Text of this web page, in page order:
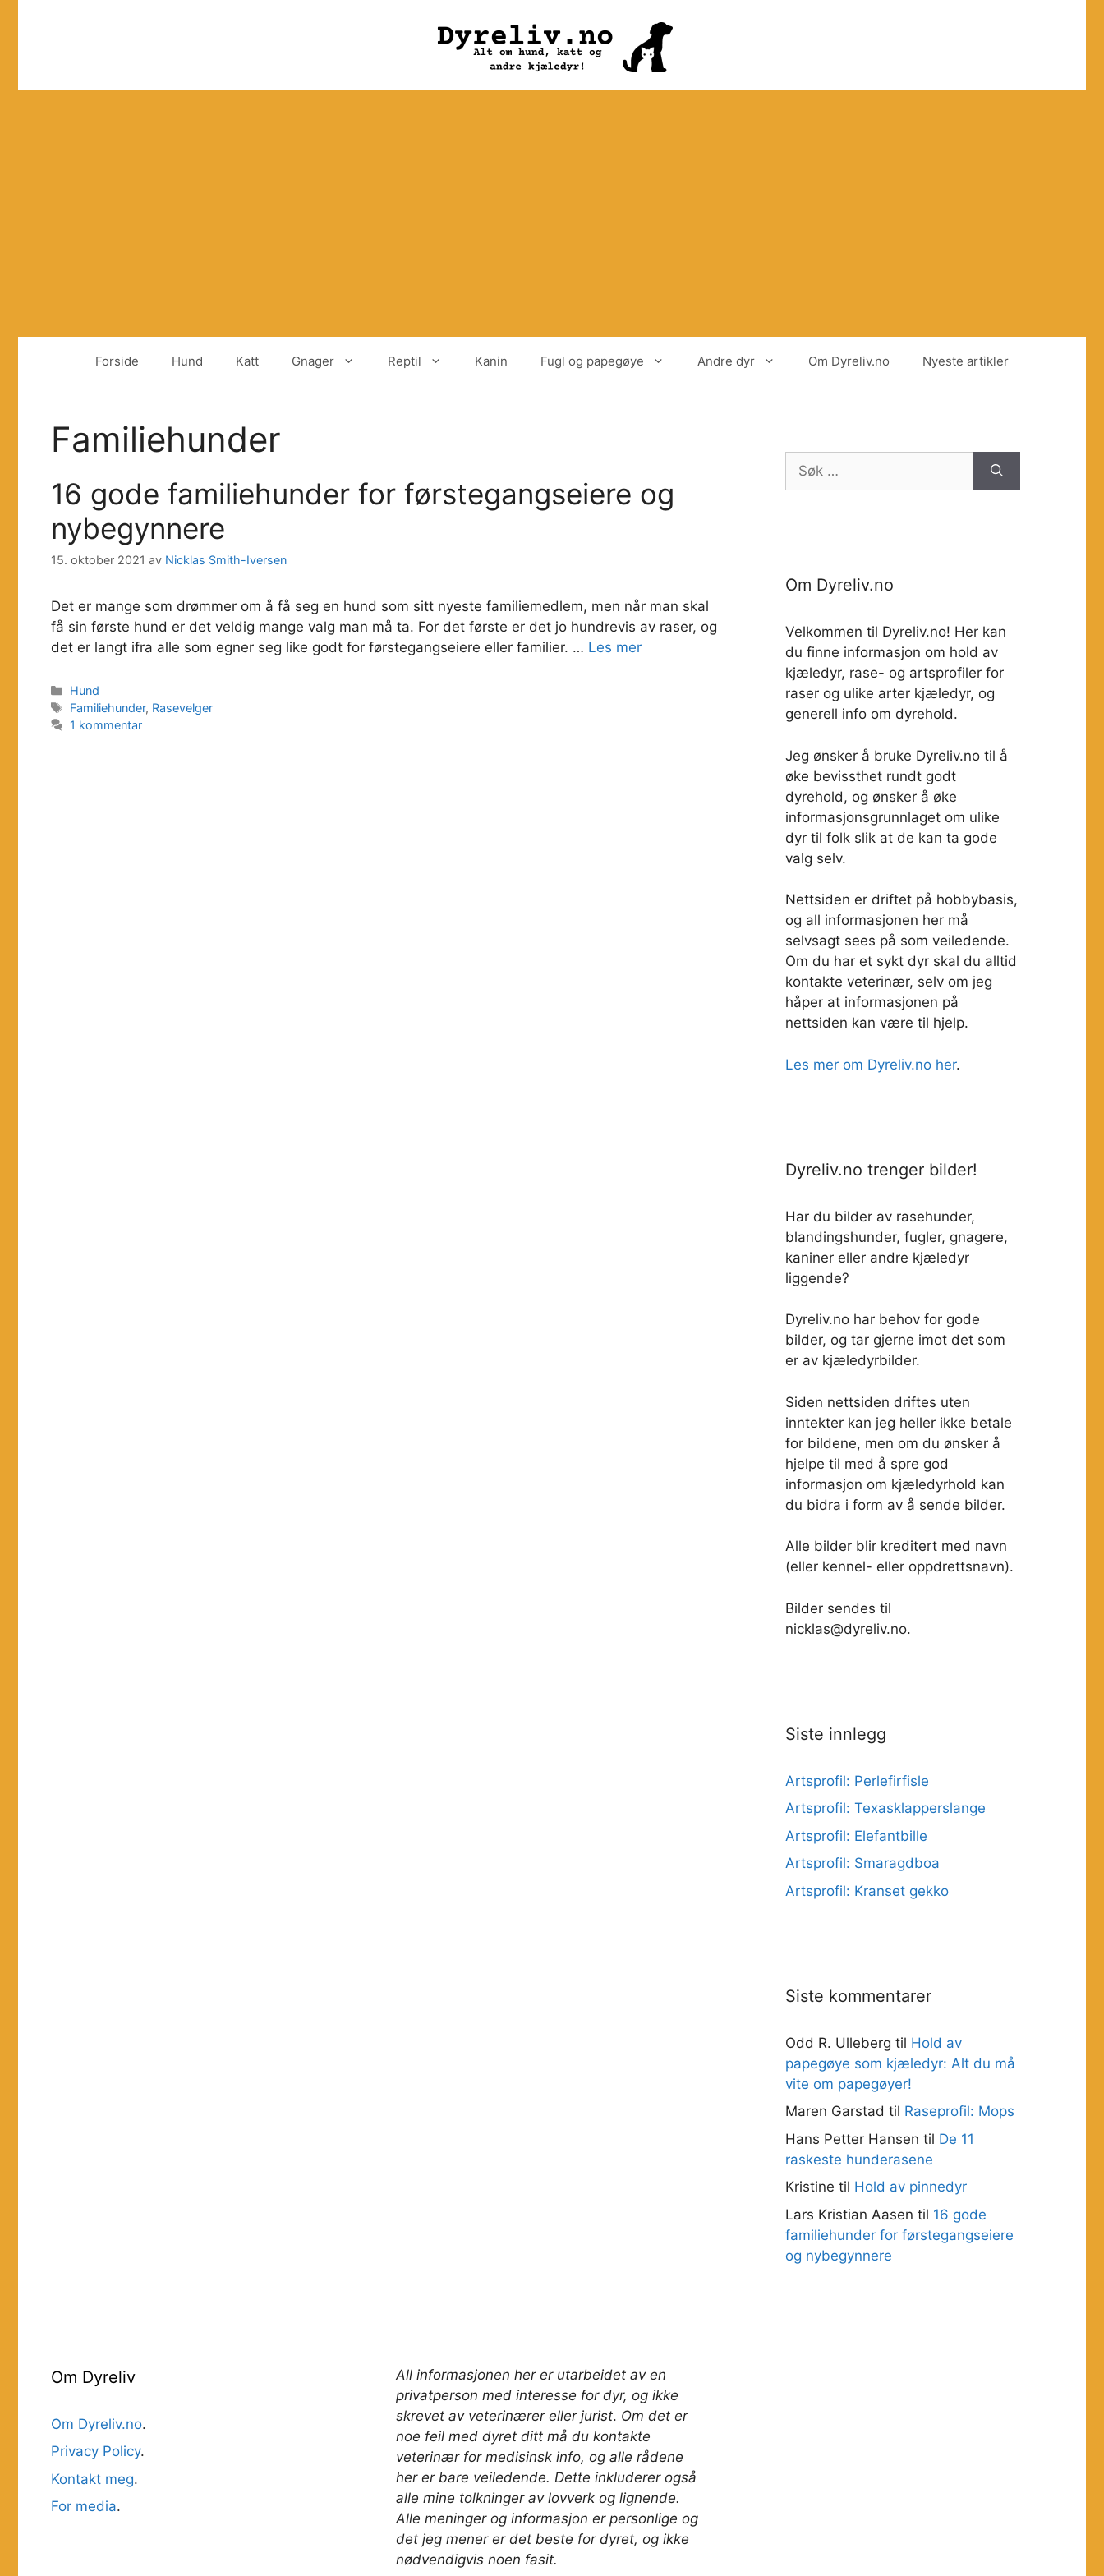
Forside Hund Katt Gnager Reptil Kanin Fugl og papegøye Andre dyr Om Dyreliv.no Nyeste artikler
Familiehunder
16 gode familiehunder for førstegangseiere og
nybegynnere
15. oktober 2021 av Nicklas Smith-Iversen
Det er mange som drømmer om å få seg en hund som sitt nyeste familiemedlem, men når man skal
få sin første hund er det veldig mange valg man må ta. For det første er det jo hundrevis av raser, og
det er langt ifra alle som egner seg like godt for førstegangseiere eller familier. … Les mer
Kategorier
Hund
Stikkord
Familiehunder, Rasevelger
1 kommentar
Søk
etter:
Om Dyreliv.no
Velkommen til Dyreliv.no! Her kan
du finne informasjon om hold av
kjæledyr, rase- og artsprofiler for
raser og ulike arter kjæledyr, og
generell info om dyrehold.
Jeg ønsker å bruke Dyreliv.no til å
øke bevissthet rundt godt
dyrehold, og ønsker å øke
informasjonsgrunnlaget om ulike
dyr til folk slik at de kan ta gode
valg selv.
Nettsiden er driftet på hobbybasis,
og all informasjonen her må
selvsagt sees på som veiledende.
Om du har et sykt dyr skal du alltid
kontakte veterinær, selv om jeg
håper at informasjonen på
nettsiden kan være til hjelp.
Les mer om Dyreliv.no her.
Dyreliv.no trenger bilder!
Har du bilder av rasehunder,
blandingshunder, fugler, gnagere,
kaniner eller andre kjæledyr
liggende?
Dyreliv.no har behov for gode
bilder, og tar gjerne imot det som
er av kjæledyrbilder.
Siden nettsiden driftes uten
inntekter kan jeg heller ikke betale
for bildene, men om du ønsker å
hjelpe til med å spre god
informasjon om kjæledyrhold kan
du bidra i form av å sende bilder.
Alle bilder blir kreditert med navn
(eller kennel- eller oppdrettsnavn).
Bilder sendes til
nicklas@dyreliv.no.
Siste innlegg
Artsprofil: Perlefirfisle
Artsprofil: Texasklapperslange
Artsprofil: Elefantbille
Artsprofil: Smaragdboa
Artsprofil: Kranset gekko
Siste kommentarer
Odd R. Ulleberg til Hold av
papegøye som kjæledyr: Alt du må
vite om papegøyer!
Maren Garstad til Raseprofil: Mops
Hans Petter Hansen til De 11
raskeste hunderasene
Kristine til Hold av pinnedyr
Lars Kristian Aasen til 16 gode
familiehunder for førstegangseiere
og nybegynnere
Om Dyreliv
Om Dyreliv.no.
Privacy Policy.
Kontakt meg.
For media.
All informasjonen her er utarbeidet av en
privatperson med interesse for dyr, og ikke
skrevet av veterinærereller jurist. Om det er
noe feil med dyret ditt må du kontakte
veterinær for medisinsk info, og alle rådene
her er bare veiledende. Dette inkluderer også
alle mine tolkninger av lovverk og lignende.
Alle meninger og informasjon er personlige og
det jeg mener er det beste for dyret, og ikke
nødvendigvis noen fasit.